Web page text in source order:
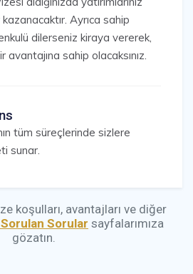
Ayrıca sahip
dilerseniz kiraya vererek,
avantajına sahip olacaksınız.
tüm süreçlerinde sizlere
sunar.
koşulları, avantajları ve diğer
Sorulan Sorular sayfalarımıza
gözatın.